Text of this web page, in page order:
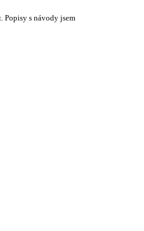
Popisy s návody jsem